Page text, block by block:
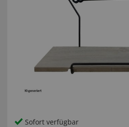
Sofort verfügbar